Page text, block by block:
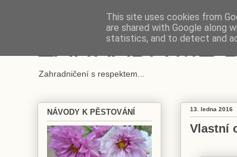
ZAHRADA MĚ
Zahradničení s respektem...
13. ledna 2016
Vlastní
NÁVODY K PĚSTOVÁNÍ
This site uses cookies from
are shared with Google along
statistics, and to detect and